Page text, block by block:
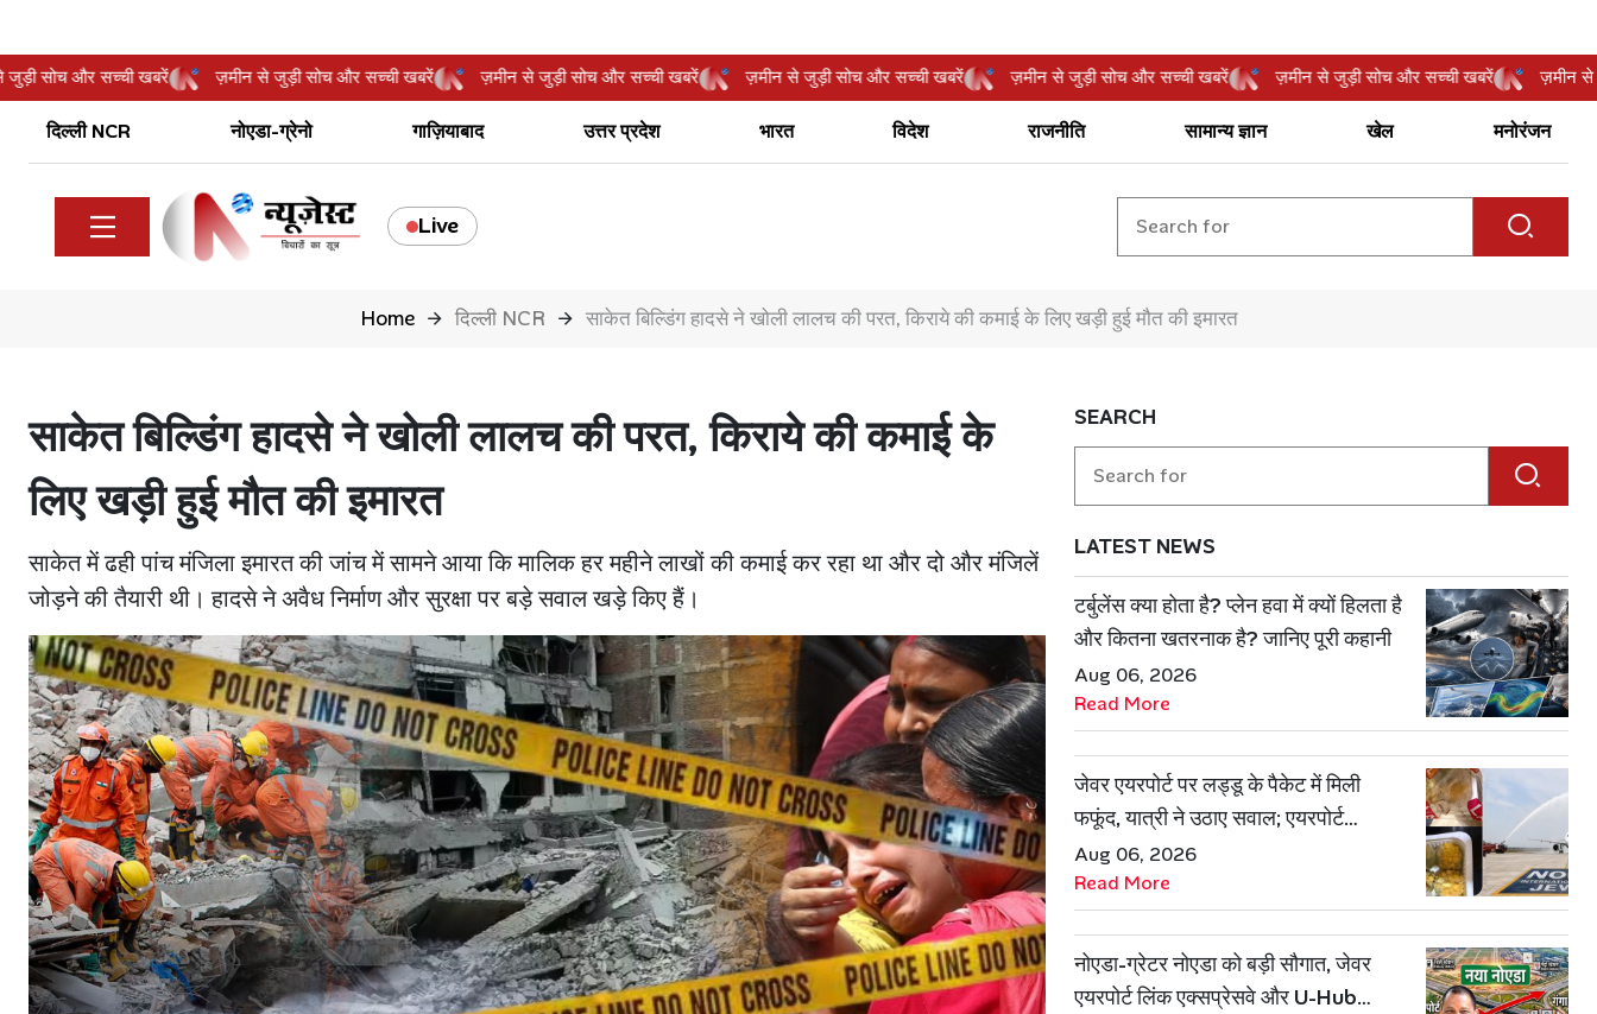
से जुड़ी सोच और सच्ची खबरें ज़मीन से जुड़ी सोच और सच्ची खबरें ज़मीन से जुड़ी सोच और सच्ची खबरें ज़मीन से जुड़ी सोच और सच्ची खबरें ज़मीन से जुड़ी सोच और सच्ची खबरें ज़मीन से जुड़ी सोच और सच्ची खबरें
दिल्ली NCR नोएडा-ग्रेनो गाज़ियाबाद उत्तर प्रदेश भारत विदेश राजनीति सामान्य ज्ञान खेल मनोरंजन
Live
Home दिल्ली NCR साकेत बिल्डिंग हादसे ने खोली लालच की परत, किराये की कमाई के लिए खड़ी हुई मौत की इमारत
साकेत बिल्डिंग हादसे ने खोली लालच की परत, किराये की कमाई के
लिए खड़ी हुई मौत की इमारत
साकेत में ढही पांच मंजिला इमारत की जांच में सामने आया कि मालिक हर महीने लाखों की कमाई कर रहा था और दो और मंजिलें
जोड़ने की तैयारी थी। हादसे ने अवैध निर्माण और सुरक्षा पर बड़े सवाल खड़े किए हैं।
SEARCH
LATEST NEWS
टर्बुलेंस क्या होता है? प्लेन हवा में क्यों हिलता है
और कितना खतरनाक है? जानिए पूरी कहानी
Aug 06, 2026
Read More
जेवर एयरपोर्ट पर लड्डू के पैकेट में मिली
फफूंद, यात्री ने उठाए सवाल; एयरपोर्ट
प्रबंधन ने दिया जवाब
Aug 06, 2026
Read More
नोएडा-ग्रेटर नोएडा को बड़ी सौगात, जेवर
एयरपोर्ट लिंक एक्सप्रेसवे और U-Hub